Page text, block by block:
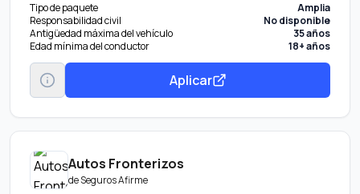
Tipo de paquete
Amplia
Responsabilidad civil
No disponible
Antigüedad máxima del vehículo
35 años
Edad mínima del conductor
18+ años
Aplicar
Autos Fronterizos
deSeguros Afirme